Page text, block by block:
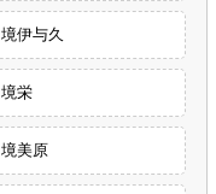
境伊与久
境栄
境美原